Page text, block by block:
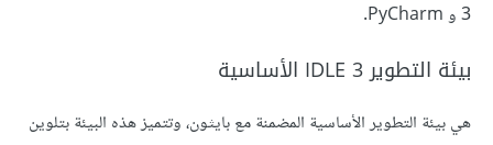
3 و PyCharm.
بيئة التطوير IDLE 3 الأساسية
هي بيئة التطوير الأساسية المضمنة مع بايثون، وتتميز هذه البيئة بتلوين